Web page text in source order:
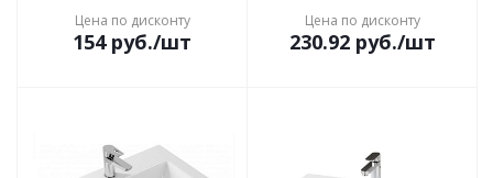
Цена по дисконту
154руб./шт
Цена по дисконту
230.92руб./шт